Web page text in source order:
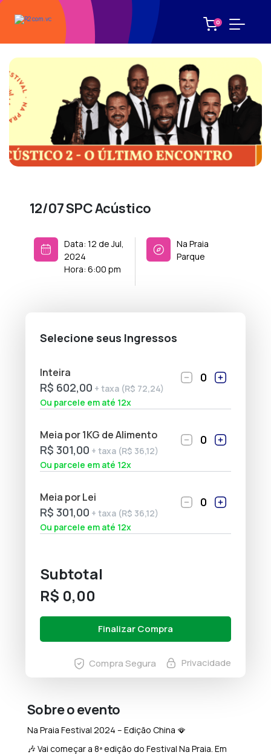
0
12/07 SPC Acústico
Data: 12 de Jul,
2024
Hora: 6:00 pm
Na Praia
Parque
Sobre o evento
Na Praia Festival 2024 – Edição China 🪭
🎶 Vai começar a 8ª edição do Festival Na Praia. Em
Selecione seus Ingressos
Inteira
R$ 602,00 + taxa (R$ 72,24)
Ou parcele em até 12x
0
Meia por 1KG de Alimento
R$ 301,00 + taxa (R$ 36,12)
Ou parcele em até 12x
0
Meia por Lei
R$ 301,00 + taxa (R$ 36,12)
Ou parcele em até 12x
0
Subtotal
R$ 0,00
Finalizar Compra
Compra Segura Privacidade